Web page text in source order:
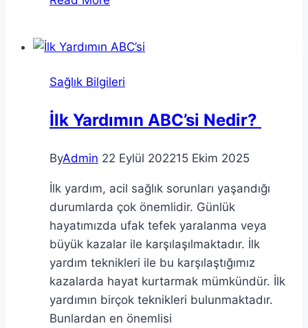
Sağlık Bilgileri
İlk Yardımın ABC’si Nedir?
ByAdmin 22 Eylül 202215 Ekim 2025
İlk yardım, acil sağlık sorunları yaşandığı
durumlarda çok önemlidir. Günlük
hayatımızda ufak tefek yaralanma veya
büyük kazalar ile karşılaşılmaktadır. İlk
yardım teknikleri ile bu karşılaştığımız
kazalarda hayat kurtarmak mümkündür. İlk
yardımın birçok teknikleri bulunmaktadır.
Bunlardan en önemlisi